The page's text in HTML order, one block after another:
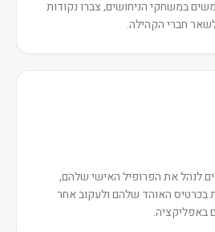
במשחקי הניחושים, צברו נקודות
חברי הקהילה.
לנהל את הפרופיל האישי שלהם,
בכרטיס האוהד שלהם ולעקוב אחר
באפליקציה.